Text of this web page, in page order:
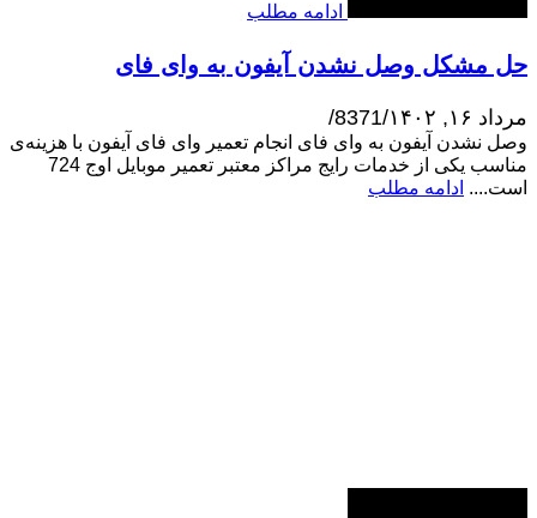
ادامه مطلب
حل مشکل وصل نشدن آیفون به وای فای
مرداد ۱۶, ۱۴۰۲ /
8371
/
وصل نشدن آیفون به وای فای انجام تعمیر وای فای آیفون با هزینه‌ی
مناسب یکی از خدمات رایج مراکز معتبر تعمیر موبایل اوج 724
است.... ادامه مطلب